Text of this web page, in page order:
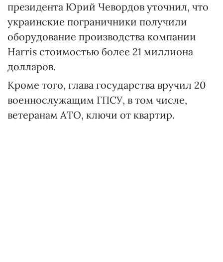
президента Юрий Чевордов уточнил, что
украинские пограничники получили
оборудование производства компании
Harris стоимостью более 21 миллиона
долларов.
Кроме того, глава государства вручил 20
военнослужащим ГПСУ, в том числе,
ветеранам АТО, ключи от квартир.